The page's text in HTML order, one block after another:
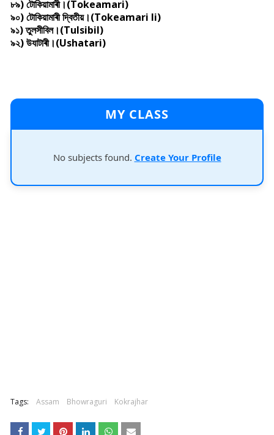
৮৯) টোকিয়ামাৰী।(Tokeamari)
৯০) টোকিয়ামাৰী দ্বিতীয়।(Tokeamari Ii)
৯১) তুলসীবিল।(Tulsibil)
৯২) উযাটাৰী।(Ushatari)
MY CLASS
No subjects found. Create Your Profile
Tags: Assam Bhowraguri Kokrajhar